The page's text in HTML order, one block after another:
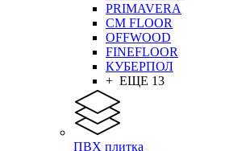
PRIMAVERA
CM FLOOR
OFFWOOD
FINEFLOOR
КУБЕРПОЛ
+ ЕЩЕ 13
ПВХ плитка